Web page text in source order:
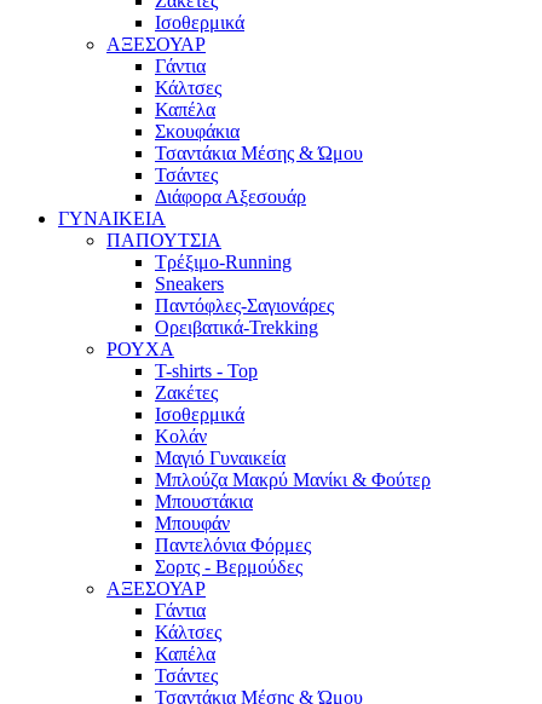
Ισοθερμικά
ΑΞΕΣΟΥΑΡ
Γάντια
Κάλτσες
Καπέλα
Σκουφάκια
Τσαντάκια Μέσης & Ώμου
Τσάντες
Διάφορα Αξεσουάρ
ΓΥΝΑΙΚΕΙΑ
ΠΑΠΟΥΤΣΙΑ
Τρέξιμο-Running
Sneakers
Παντόφλες-Σαγιονάρες
Ορειβατικά-Trekking
ΡΟΥΧΑ
T-shirts - Top
Ζακέτες
Ισοθερμικά
Κολάν
Μαγιό Γυναικεία
Μπλούζα Μακρύ Μανίκι & Φούτερ
Μπουστάκια
Μπουφάν
Παντελόνια Φόρμες
Σορτς - Βερμούδες
ΑΞΕΣΟΥΑΡ
Γάντια
Κάλτσες
Καπέλα
Τσάντες
Τσαντάκια Μέσης & Ώμου